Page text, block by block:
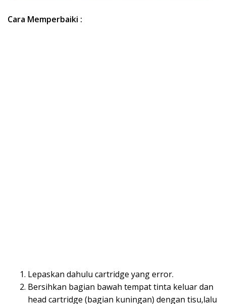
Cara Memperbaiki :
Lepaskan dahulu cartridge yang error.
Bersihkan bagian bawah tempat tinta keluar dan
head cartridge (bagian kuningan) dengan tisu,lalu